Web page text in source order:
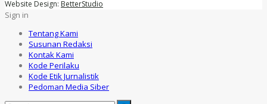
Website Design: BetterStudio
Sign in
Tentang Kami
Susunan Redaksi
Kontak Kami
Kode Perilaku
Kode Etik Jurnalistik
Pedoman Media Siber